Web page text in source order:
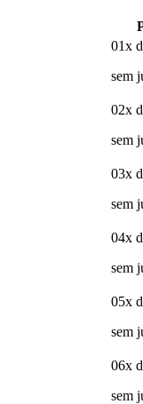
01x
sem
02x
sem
03x
sem
04x
sem
05x
sem
06x
sem